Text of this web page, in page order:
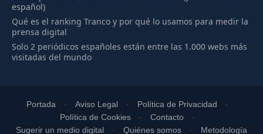
español)
Qué es el ranking Tranco y por qué lo usamos para medir la
prensa digital
Solo 2 periódicos españoles están entre las 1.000 webs más
visitadas del mundo
Portada Aviso Legal
Política de Privacidad
Política de Cookies
Contacto
Sugerir un medio digital
Quiénes somos Metodología